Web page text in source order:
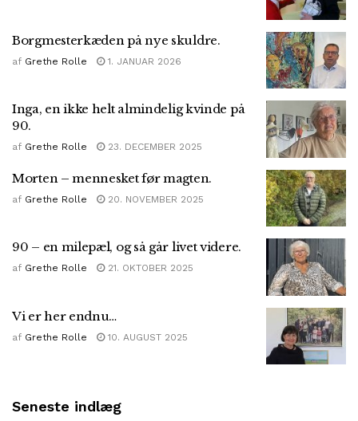
Borgmesterkæden på nye skuldre.
af Grethe Rolle 1. JANUAR 2026
Inga, en ikke helt almindelig kvinde på
90.
af Grethe Rolle 23. DECEMBER 2025
Morten – mennesket før magten.
af Grethe Rolle 20. NOVEMBER 2025
90 – en milepæl, og så går livet videre.
af Grethe Rolle 21. OKTOBER 2025
Vi er her endnu…
af Grethe Rolle 10. AUGUST 2025
Seneste indlæg